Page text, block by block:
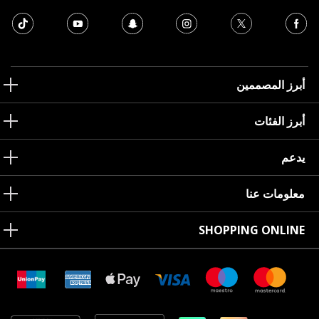
أبرز المصممين
أبرز الفئات
يدعم
معلومات عنا
SHOPPING ONLINE